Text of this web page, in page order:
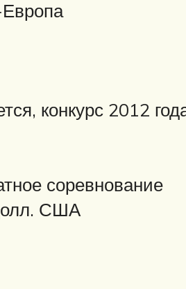
конкурс 2012
соревнование
США